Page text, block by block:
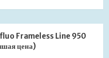
Frameless Line 950
цена)